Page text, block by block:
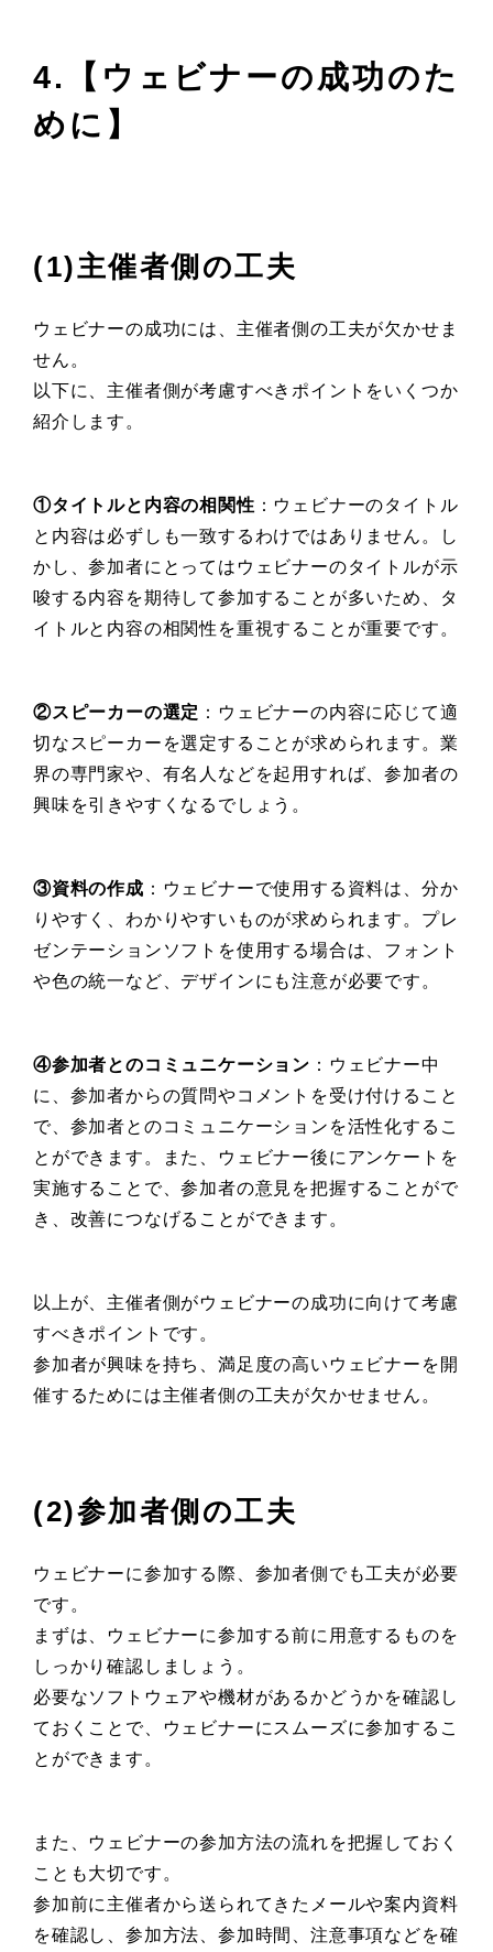
4.【ウェビナーの成功のた
めに】
(1)主催者側の工夫
ウェビナーの成功には、主催者側の工夫が欠かせま
せん。
以下に、主催者側が考慮すべきポイントをいくつか
紹介します。
①タイトルと内容の相関性 ：ウェビナーのタイトル
と内容は必ずしも一致するわけではありません。し
かし、参加者にとってはウェビナーのタイトルが示
唆する内容を期待して参加することが多いため、タ
イトルと内容の相関性を重視することが重要です。
②スピーカーの選定 ：ウェビナーの内容に応じて適
切なスピーカーを選定することが求められます。業
界の専門家や、有名人などを起用すれば、参加者の
興味を引きやすくなるでしょう。
③資料の作成 ：ウェビナーで使用する資料は、分か
りやすく、わかりやすいものが求められます。プレ
ゼンテーションソフトを使用する場合は、フォント
や色の統一など、デザインにも注意が必要です。
④参加者とのコミュニケーション ：ウェビナー中
に、参加者からの質問やコメントを受け付けること
で、参加者とのコミュニケーションを活性化するこ
とができます。また、ウェビナー後にアンケートを
実施することで、参加者の意見を把握することがで
き、改善につなげることができます。
以上が、主催者側がウェビナーの成功に向けて考慮
すべきポイントです。
参加者が興味を持ち、満足度の高いウェビナーを開
催するためには主催者側の工夫が欠かせません。
(2)参加者側の工夫
ウェビナーに参加する際、参加者側でも工夫が必要
です。
まずは、ウェビナーに参加する前に用意するものを
しっかり確認しましょう。
必要なソフトウェアや機材があるかどうかを確認し
ておくことで、ウェビナーにスムーズに参加するこ
とができます。
また、ウェビナーの参加方法の流れを把握しておく
ことも大切です。
参加前に主催者から送られてきたメールや案内資料
を確認し、参加方法、参加時間、注意事項などを確